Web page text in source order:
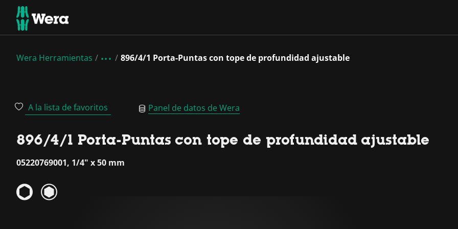
Wera Herramientas 896/4/1 Porta-Puntas con tope de profundidad ajustable
A la lista de favoritos Panel de datos de Wera
896/4/1 Porta-Puntas con tope de profundidad ajustable
05220769001, 1/4" x 50 mm